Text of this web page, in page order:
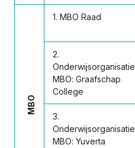
MBO
1. MBO Raad
2.
Onderwijsorganisatie
MBO: Graafschap
College
3.
Onderwijsorganisatie
MBO: Yuverta